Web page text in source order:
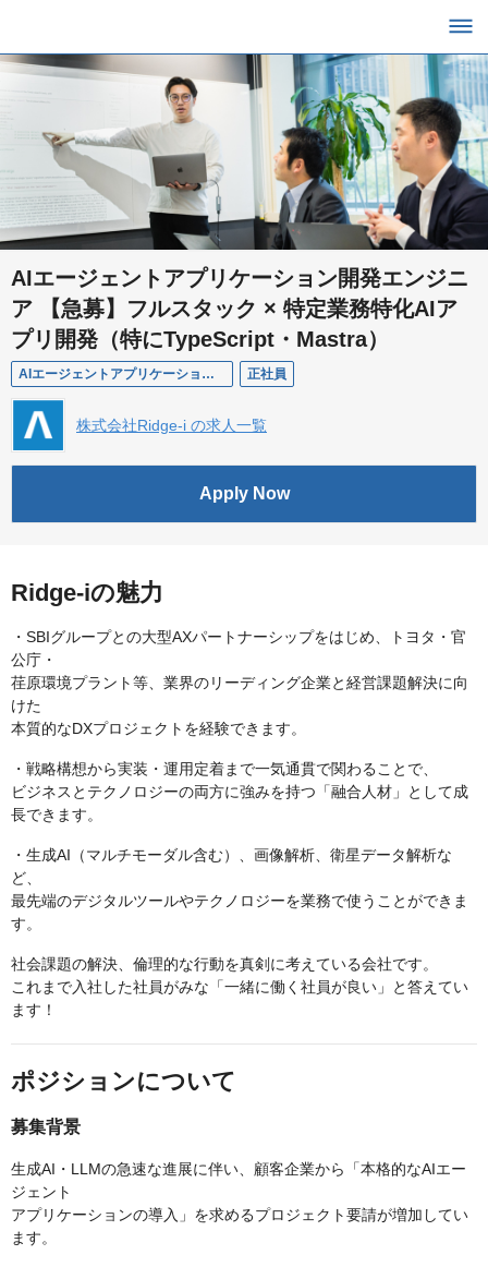
AIエージェントアプリケーション開発エンジニ
ア 【急募】フルスタック × 特定業務特化AIア
プリ開発（特にTypeScript・Mastra）
AIエージェントアプリケーション開発エンジニア 【急募】フルスタック × 特定業務特化AIアプリ開発（特にTypeScript・Mastra） 正社員
株式会社Ridge-i の求人一覧
Apply Now
Ridge-iの魅力
・SBIグループとの大型AXパートナーシップをはじめ、トヨタ・官
公庁・
荏原環境プラント等、業界のリーディング企業と経営課題解決に向
けた
本質的なDXプロジェクトを経験できます。
・戦略構想から実装・運用定着まで一気通貫で関わることで、
ビジネスとテクノロジーの両方に強みを持つ「融合人材」として成
長できます。
・生成AI（マルチモーダル含む）、画像解析、衛星データ解析な
ど、
最先端のデジタルツールやテクノロジーを業務で使うことができま
す。
社会課題の解決、倫理的な行動を真剣に考えている会社です。
これまで入社した社員がみな「一緒に働く社員が良い」と答えてい
ます！
ポジションについて
募集背景
生成AI・LLMの急速な進展に伴い、顧客企業から「本格的なAIエー
ジェント
アプリケーションの導入」を求めるプロジェクト要請が増加してい
ます。